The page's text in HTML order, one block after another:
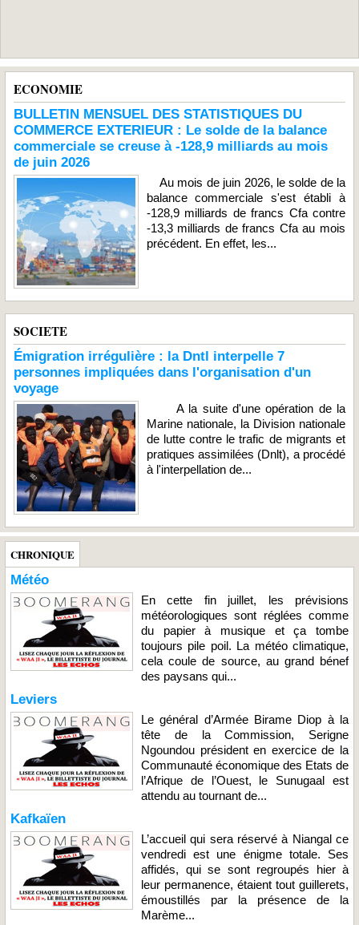
ECONOMIE
BULLETIN MENSUEL DES STATISTIQUES DU
COMMERCE EXTERIEUR : Le solde de la balance
commerciale se creuse à -128,9 milliards au mois
de juin 2026
Au mois de juin 2026, le solde de la
balance commerciale s'est établi à
-128,9 milliards de francs Cfa contre
-13,3 milliards de francs Cfa au mois
précédent. En effet, les...
SOCIETE
Émigration irrégulière : la Dntl interpelle 7
personnes impliquées dans l'organisation d'un
voyage
A la suite d'une opération de la
Marine nationale, la Division nationale
de lutte contre le trafic de migrants et
pratiques assimilées (Dnlt), a procédé
à l'interpellation de...
CHRONIQUE
Météo
En cette fin juillet, les prévisions
météorologiques sont réglées comme
du papier à musique et ça tombe
toujours pile poil. La météo climatique,
cela coule de source, au grand bénef
des paysans qui...
Leviers
Le général d’Armée Birame Diop à la
tête de la Commission, Serigne
Ngoundou président en exercice de la
Communauté économique des Etats de
l’Afrique de l’Ouest, le Sunugaal est
attendu au tournant de...
Kafkaïen
L’accueil qui sera réservé à Niangal ce
vendredi est une énigme totale. Ses
affidés, qui se sont regroupés hier à
leur permanence, étaient tout guillerets,
émoustillés par la présence de la
Marème...